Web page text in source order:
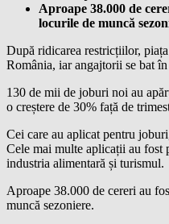
Aproape 38.000 de
locurile de muncă
După ridicarea restricțiilor,
România, iar angajtorii se bat
130 de mii de joburi noi au
o creștere de 30% față de
Cei care au aplicat pentru
Cele mai multe aplicații au fost
industria alimentară și turismul.
Aproape 38.000 de cereri au
muncă sezoniere.